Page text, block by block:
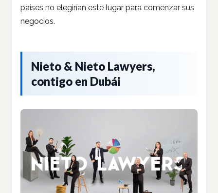
países no elegirían este lugar para comenzar sus
negocios.
Nieto & Nieto Lawyers,
contigo en Dubái